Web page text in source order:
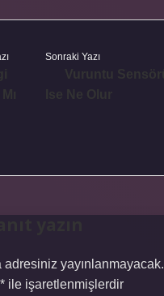
Sonraki Yazı
adresiniz yayınlanmayacak.
* ile işaretlenmişlerdir